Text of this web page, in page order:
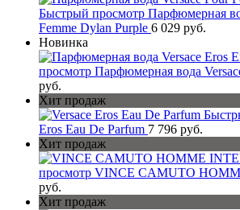
Быстрый просмотр Парфюмерная
Femme Dylan Purple 6 029 руб.
Новинка
просмотр Парфюмерная вода
руб.
Хит продаж
Eros Eau De Parfum 7 796 руб.
Хит продаж
просмотр VINCE CAMUTO
руб.
Хит продаж